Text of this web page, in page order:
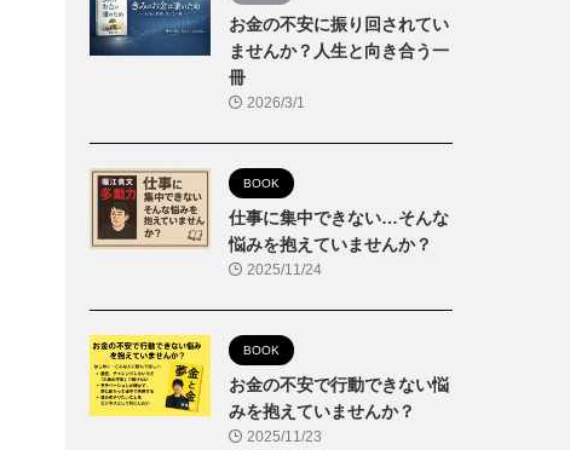
お金の不安に振り回されてい
ませんか？人生と向き合う一
冊
2026/3/1
BOOK
仕事に集中できない…そんな
悩みを抱えていませんか？
2025/11/24
BOOK
お金の不安で行動できない悩
みを抱えていませんか？
2025/11/23